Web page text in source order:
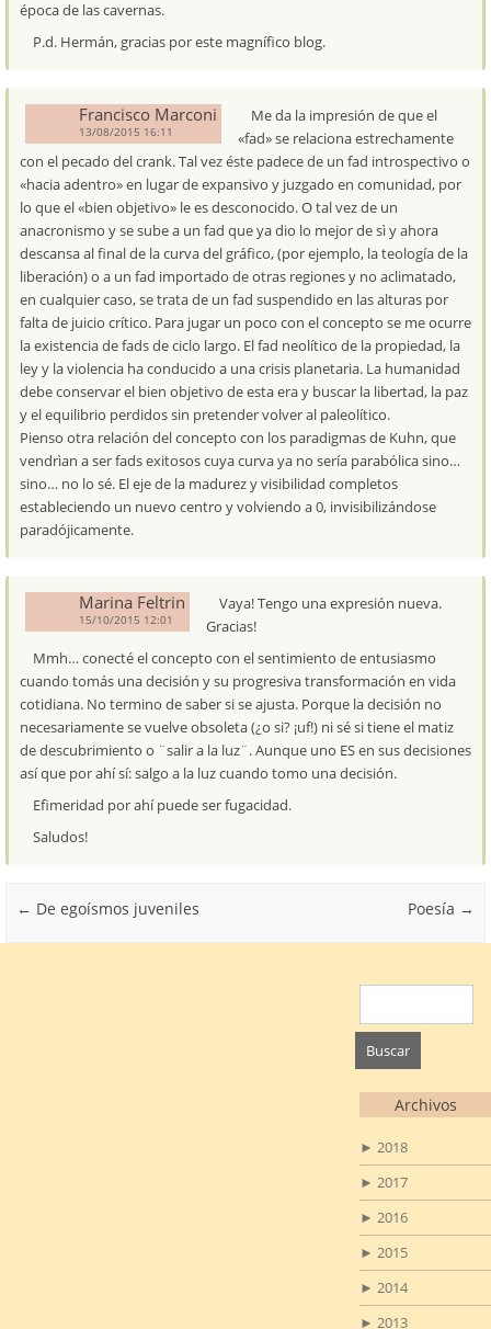
época de las cavernas.
P.d. Hermán, gracias por este magnífico blog.
Francisco Marconi
13/08/2015 16:11
Me da la impresión de que el
«fad» se relaciona estrechamente
con el pecado del crank. Tal vez éste padece de un fad introspectivo o
«hacia adentro» en lugar de expansivo y juzgado en comunidad, por
lo que el «bien objetivo» le es desconocido. O tal vez de un
anacronismo y se sube a un fad que ya dio lo mejor de sì y ahora
descansa al final de la curva del gráfico, (por ejemplo, la teología de la
liberación) o a un fad importado de otras regiones y no aclimatado,
en cualquier caso, se trata de un fad suspendido en las alturas por
falta de juicio crítico. Para jugar un poco con el concepto se me ocurre
la existencia de fads de ciclo largo. El fad neolítico de la propiedad, la
ley y la violencia ha conducido a una crisis planetaria. La humanidad
debe conservar el bien objetivo de esta era y buscar la libertad, la paz
y el equilibrio perdidos sin pretender volver al paleolítico.
Pienso otra relación del concepto con los paradigmas de Kuhn, que
vendrìan a ser fads exitosos cuya curva ya no sería parabólica sino…
sino… no lo sé. El eje de la madurez y visibilidad completos
estableciendo un nuevo centro y volviendo a 0, invisibilizándose
paradójicamente.
Marina Feltrin
15/10/2015 12:01
Vaya! Tengo una expresión nueva.
Gracias!
Mmh… conecté el concepto con el sentimiento de entusiasmo
cuando tomás una decisión y su progresiva transformación en vida
cotidiana. No termino de saber si se ajusta. Porque la decisión no
necesariamente se vuelve obsoleta (¿o si? ¡uf!) ni sé si tiene el matiz
de descubrimiento o ¨salir a la luz¨. Aunque uno ES en sus decisiones
así que por ahí sí: salgo a la luz cuando tomo una decisión.
Efimeridad por ahí puede ser fugacidad.
Saludos!
Post navigation
← De egoísmos juveniles Poesía →
Archivos
► 2018
► 2017
► 2016
► 2015
► 2014
► 2013